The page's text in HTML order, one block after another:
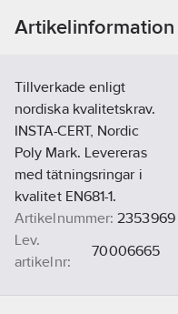
Artikelinformation
Tillverkade enligt
nordiska kvalitetskrav.
INSTA-CERT, Nordic
Poly Mark. Levereras
med tätningsringar i
kvalitet EN681-1.
Artikelnummer: 2353969
Lev.
artikelnr:
70006665
5708525159979